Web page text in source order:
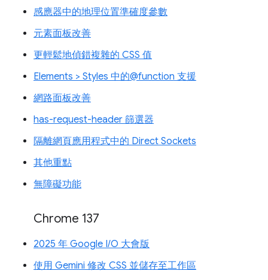
感應器中的地理位置準確度參數
元素面板改善
更輕鬆地偵錯複雜的 CSS 值
Elements > Styles 中的@function 支援
網路面板改善
has-request-header 篩選器
隔離網頁應用程式中的 Direct Sockets
其他重點
無障礙功能
Chrome 137
2025 年 Google I/O 大會版
使用 Gemini 修改 CSS 並儲存至工作區